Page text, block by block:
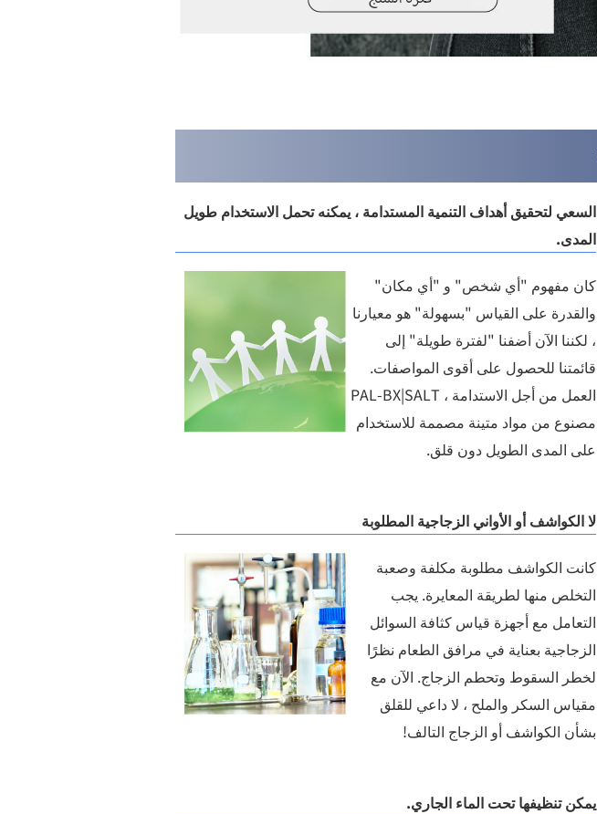
السعي لتحقيق أهداف التنمية المستدامة ، يمكنه تحمل الاستخدام طويل
المدى.
كان مفهوم "أي شخص" و "أي مكان"
والقدرة على القياس "بسهولة" هو معيارنا
، لكننا الآن أضفنا "لفترة طويلة" إلى
قائمتنا للحصول على أقوى المواصفات.
العمل من أجل الاستدامة ، PAL-BX|SALT
مصنوع من مواد متينة مصممة للاستخدام
على المدى الطويل دون قلق.
لا الكواشف أو الأواني الزجاجية المطلوبة
كانت الكواشف مطلوبة مكلفة وصعبة
التخلص منها لطريقة المعايرة. يجب
التعامل مع أجهزة قياس كثافة السوائل
الزجاجية بعناية في مرافق الطعام نظرًا
لخطر السقوط وتحطم الزجاج. الآن مع
مقياس السكر والملح ، لا داعي للقلق
بشأن الكواشف أو الزجاج التالف!
يمكن تنظيفها تحت الماء الجاري.